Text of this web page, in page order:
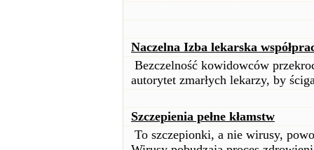
Naczelna Izba lekarska
Bezczelność kowidowców
autorytet zmarłych lekarzy, by
Szczepienia pełne kłamstw
To szczepionki, a nie wirusy,